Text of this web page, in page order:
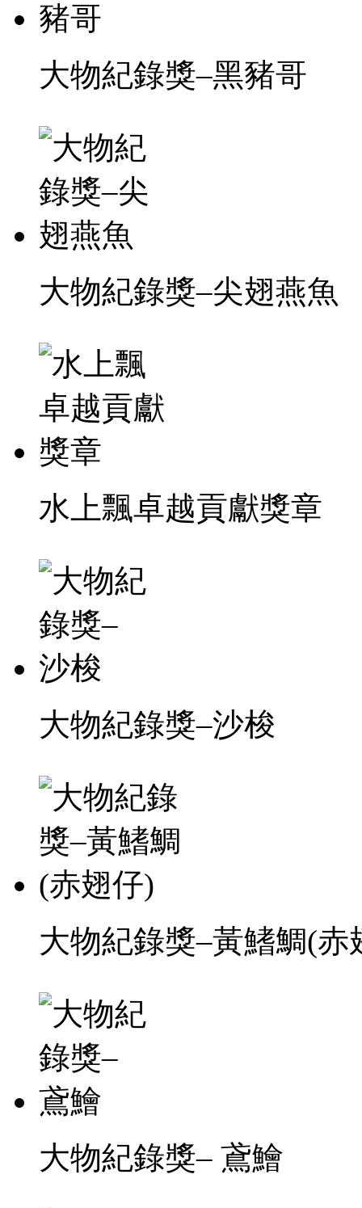
大物紀錄獎–黑豬哥
大物紀錄獎–尖翅燕魚
水上飄卓越貢獻獎章
大物紀錄獎–沙梭
大物紀錄獎–黃鰭鯛(赤
大物紀錄獎– 鳶鱠